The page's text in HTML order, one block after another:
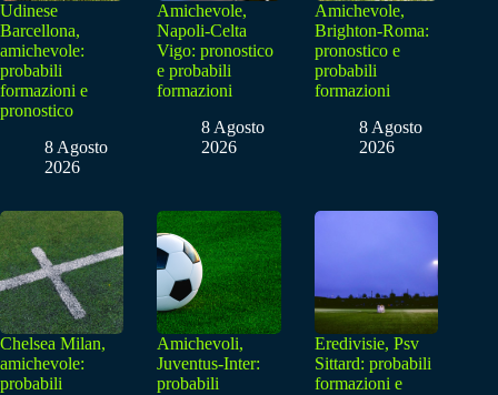
Udinese
Barcellona,
amichevole:
probabili
formazioni e
pronostico
8 Agosto
2026
Amichevole,
Napoli-Celta
Vigo: pronostico
e probabili
formazioni
8 Agosto
2026
Amichevole,
Brighton-Roma:
pronostico e
probabili
formazioni
8 Agosto
2026
Chelsea Milan,
amichevole:
probabili
Amichevoli,
Juventus-Inter:
probabili
Eredivisie, Psv
Sittard: probabili
formazioni e